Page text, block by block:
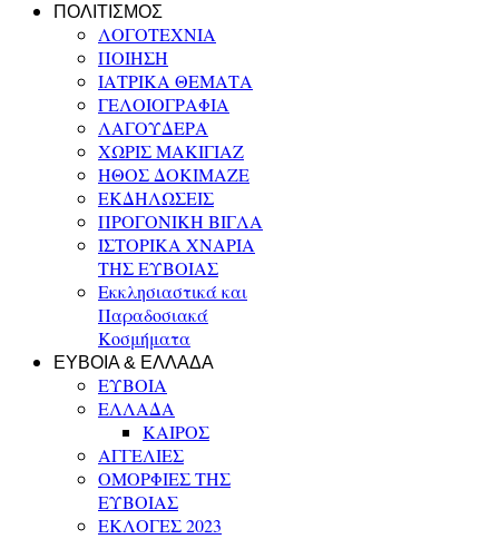
ΠΟΛΙΤΙΣΜΟΣ
ΛΟΓΟΤΕΧΝΙΑ
ΠΟΙΗΣΗ
ΙΑΤΡΙΚΑ ΘΕΜΑΤΑ
ΓΕΛΟΙΟΓΡΑΦΙΑ
ΛΑΓΟΥΔΕΡΑ
ΧΩΡΙΣ ΜΑΚΙΓΙΑΖ
ΗΘΟΣ ΔΟΚΙΜΑΖΕ
ΕΚΔΗΛΩΣΕΙΣ
ΠΡΟΓΟΝΙΚΗ ΒΙΓΛΑ
ΙΣΤΟΡΙΚΑ ΧΝΑΡΙΑ
ΤΗΣ ΕΥΒΟΙΑΣ
Εκκλησιαστικά και
Παραδοσιακά
Κοσμήματα
ΕΥΒΟΙΑ & ΕΛΛΑΔΑ
ΕΥΒΟΙΑ
ΕΛΛΑΔΑ
ΚΑΙΡΟΣ
ΑΓΓΕΛΙΕΣ
ΟΜΟΡΦΙΕΣ ΤΗΣ
ΕΥΒΟΙΑΣ
ΕΚΛΟΓΕΣ 2023